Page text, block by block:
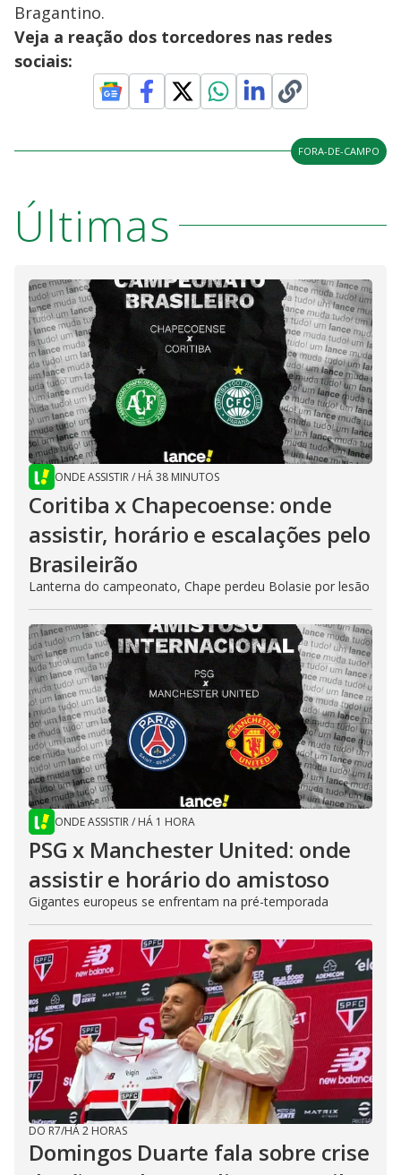
Bragantino.
Veja a reação dos torcedores nas redes
sociais:
FORA-DE-CAMPO
Últimas
ONDE ASSISTIR/ HÁ 38 MINUTOS
Coritiba x Chapecoense: onde
assistir, horário e escalações pelo
Brasileirão
Lanterna do campeonato, Chape perdeu Bolasie por lesão
ONDE ASSISTIR/ HÁ 1 HORA
PSG x Manchester United: onde
assistir e horário do amistoso
Gigantes europeus se enfrentam na pré-temporada
DO R7/HÁ 2 HORAS
Domingos Duarte fala sobre crise